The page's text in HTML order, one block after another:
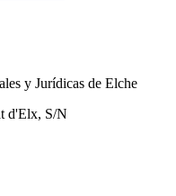
y Jurídicas de Elche
d'Elx, S/N